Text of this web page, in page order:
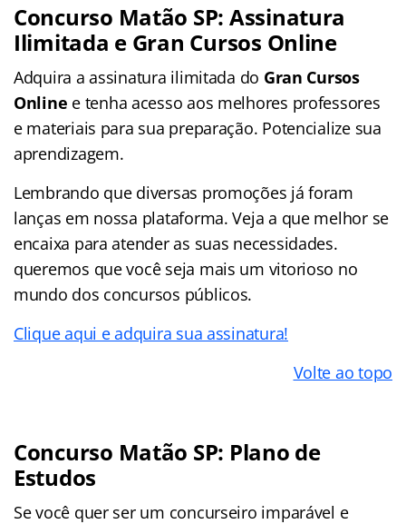
Concurso Matão SP: Assinatura
Ilimitada e Gran Cursos Online
Adquira a assinatura ilimitada do Gran Cursos
Online e tenha acesso aos melhores professores
e materiais para sua preparação. Potencialize sua
aprendizagem.
Lembrando que diversas promoções já foram
lanças em nossa plataforma. Veja a que melhor se
encaixa para atender as suas necessidades.
queremos que você seja mais um vitorioso no
mundo dos concursos públicos.
Clique aqui e adquira sua assinatura!
Volte ao topo
Concurso Matão SP: Plano de
Estudos
Se você quer ser um concurseiro imparável e